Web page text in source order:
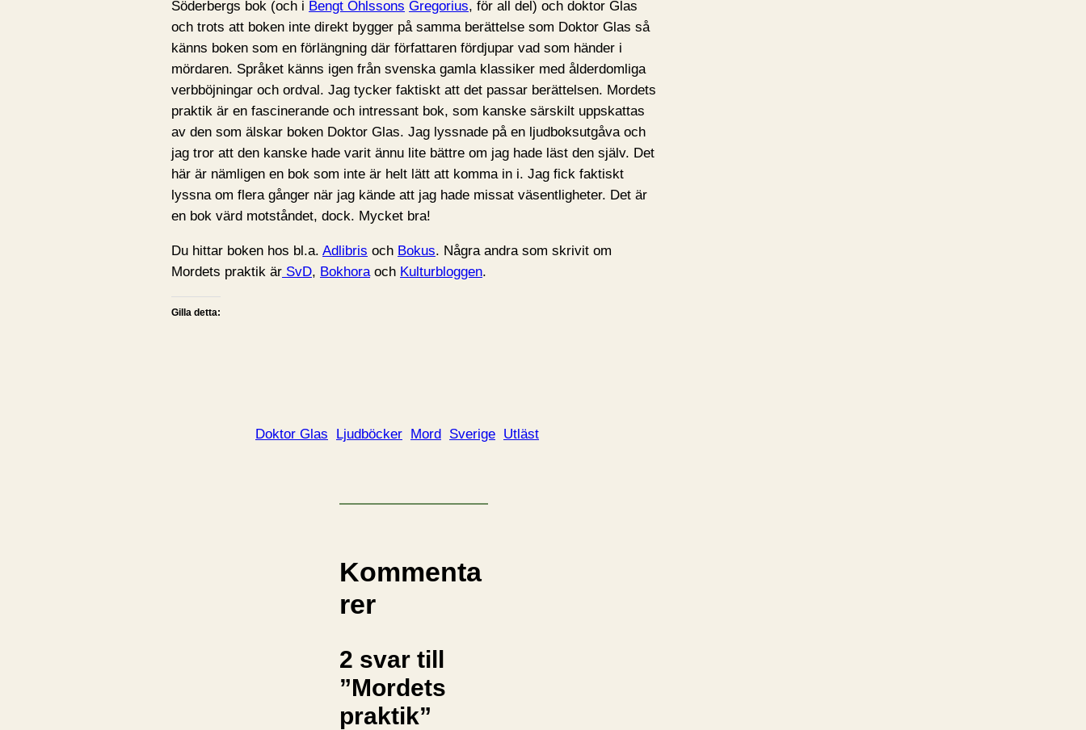
Söderbergs bok (och i Bengt Ohlssons Gregorius, för all del) och doktor Glas
och trots att boken inte direkt bygger på samma berättelse som Doktor Glas så
känns boken som en förlängning där författaren fördjupar vad som händer i
mördaren. Språket känns igen från svenska gamla klassiker med ålderdomliga
verbböjningar och ordval. Jag tycker faktiskt att det passar berättelsen. Mordets
praktik är en fascinerande och intressant bok, som kanske särskilt uppskattas
av den som älskar boken Doktor Glas. Jag lyssnade på en ljudboksutgåva och
jag tror att den kanske hade varit ännu lite bättre om jag hade läst den själv. Det
här är nämligen en bok som inte är helt lätt att komma in i. Jag fick faktiskt
lyssna om flera gånger när jag kände att jag hade missat väsentligheter. Det är
en bok värd motståndet, dock. Mycket bra!
Du hittar boken hos bl.a. Adlibris och Bokus. Några andra som skrivit om
Mordets praktik är SvD, Bokhora och Kulturbloggen.
Gilla detta:
Doktor Glas Ljudböcker Mord Sverige Utläst
Kommenta
rer
2 svar till
”Mordets
praktik”